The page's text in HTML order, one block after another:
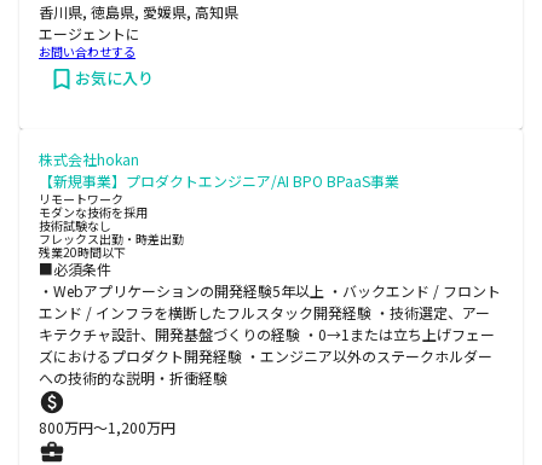
香川県, 徳島県, 愛媛県, 高知県
エージェントに
お問い合わせする
お気に入り
株式会社hokan
【新規事業】プロダクトエンジニア/AI BPO BPaaS事業
リモートワーク
モダンな技術を採用
技術試験なし
フレックス出勤・時差出勤
残業20時間以下
■必須条件
・Webアプリケーションの開発経験5年以上 ・バックエンド / フロント
エンド / インフラを横断したフルスタック開発経験 ・技術選定、アー
キテクチャ設計、開発基盤づくりの経験 ・0→1または立ち上げフェー
ズにおけるプロダクト開発経験 ・エンジニア以外のステークホルダー
への技術的な説明・折衝経験
800万円〜1,200万円